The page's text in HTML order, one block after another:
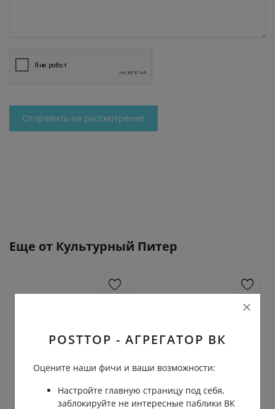
Отправить на рассмотрение
Еще от Культурный Питер
POSTTOP - АГРЕГАТОР ВК
Оцените наши фичи и ваши возможности:
Настройте главную страницу под себя,
заблокируйте не интересные паблики ВК